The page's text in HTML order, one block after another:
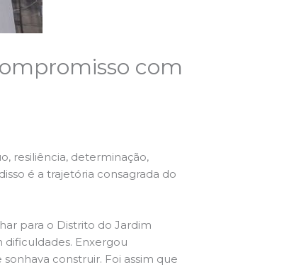
com
resiliência, determinação,
é a trajetória consagrada do
para o Distrito do Jardim
dificuldades. Enxergou
construir. Foi assim que